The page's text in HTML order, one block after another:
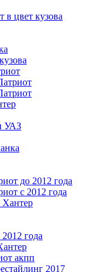
в цвет кузова
УАЗ
до 2012 года
с 2012 года
Хантер
года
акпп
2017